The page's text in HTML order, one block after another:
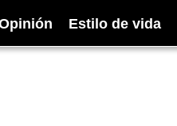
Estilo de vida